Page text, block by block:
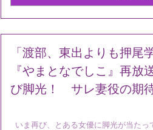
「渡部、東出よりも押
『やまとなでしこ』再放
び脚光！ サレ妻役の期
いま再び、とある女優に脚光が当た